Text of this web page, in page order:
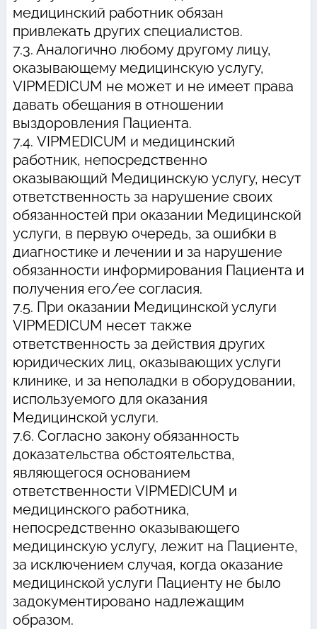
медицинский работник обязан
привлекать других специалистов.
7.3. Аналогично любому другому лицу,
оказывающему медицинскую услугу,
VIPMEDICUM не может и не имеет права
давать обещания в отношении
выздоровления Пациента.
7.4. VIPMEDICUM и медицинский
работник, непосредственно
оказывающий Медицинскую услугу, несут
ответственность за нарушение своих
обязанностей при оказании Медицинской
услуги, в первую очередь, за ошибки в
диагностике и лечении и за нарушение
обязанности информирования Пациента и
получения его/ее согласия.
7.5. При оказании Медицинской услуги
VIPMEDICUM несет также
ответственность за действия других
юридических лиц, оказывающих услуги
клинике, и за неполадки в оборудовании,
используемого для оказания
Медицинской услуги.
7.6. Согласно закону обязанность
доказательства обстоятельства,
являющегося основанием
ответственности VIPMEDICUM и
медицинского работника,
непосредственно оказывающего
медицинскую услугу, лежит на Пациенте,
за исключением случая, когда оказание
медицинской услуги Пациенту не было
задокументировано надлежащим
образом.